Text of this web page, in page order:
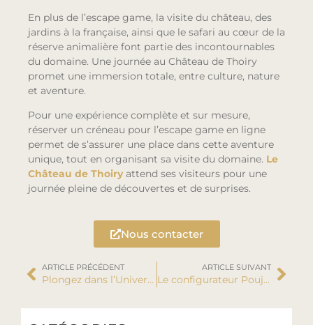
En plus de l’escape game, la visite du château, des
jardins à la française, ainsi que le safari au cœur de la
réserve animalière font partie des incontournables
du domaine. Une journée au Château de Thoiry
promet une immersion totale, entre culture, nature
et aventure.
Pour une expérience complète et sur mesure,
réserver un créneau pour l’escape game en ligne
permet de s’assurer une place dans cette aventure
unique, tout en organisant sa visite du domaine. Le
Château de Thoiryattend ses visiteurs pour une
journée pleine de découvertes et de surprises.
Nous contacter
ARTICLE PRÉCÉDENT
Plongez dans l’Univers d’Eventeam Live
ARTICLE SUIVANT
Le configurateur Poujoulat